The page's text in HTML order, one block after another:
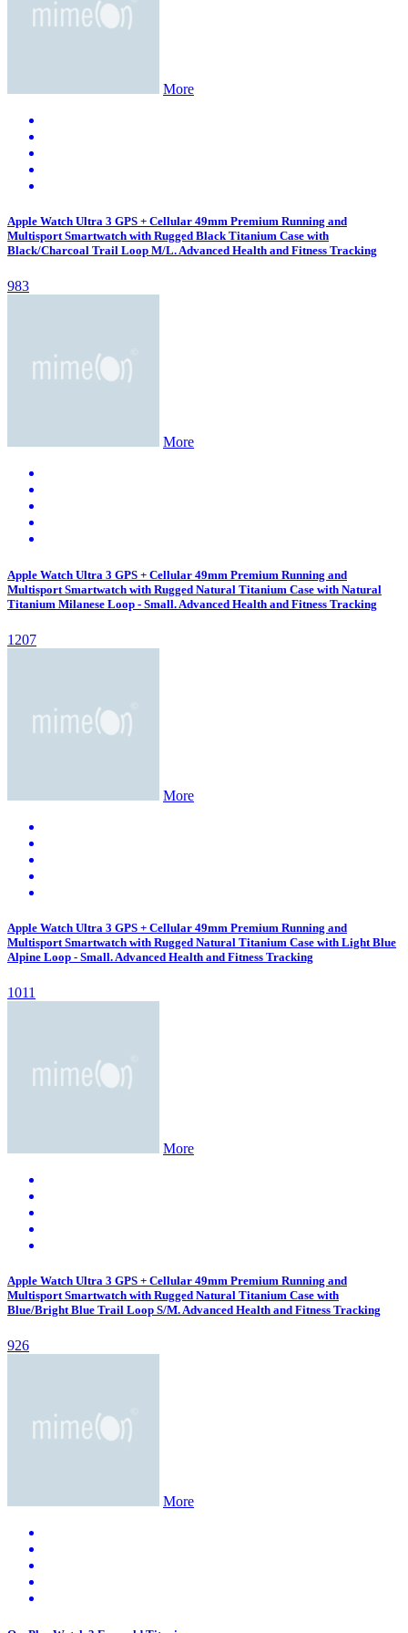
More
Apple Watch Ultra 3 GPS + Cellular 49mm Premium Running and
Multisport Smartwatch with Rugged Black Titanium Case with
Black/Charcoal Trail Loop M/L. Advanced Health and Fitness Tracking
983
More
Apple Watch Ultra 3 GPS + Cellular 49mm Premium Running and
Multisport Smartwatch with Rugged Natural Titanium Case with Natural
Titanium Milanese Loop - Small. Advanced Health and Fitness Tracking
1207
More
Apple Watch Ultra 3 GPS + Cellular 49mm Premium Running and
Multisport Smartwatch with Rugged Natural Titanium Case with Light Blue
Alpine Loop - Small. Advanced Health and Fitness Tracking
1011
More
Apple Watch Ultra 3 GPS + Cellular 49mm Premium Running and
Multisport Smartwatch with Rugged Natural Titanium Case with
Blue/Bright Blue Trail Loop S/M. Advanced Health and Fitness Tracking
926
More